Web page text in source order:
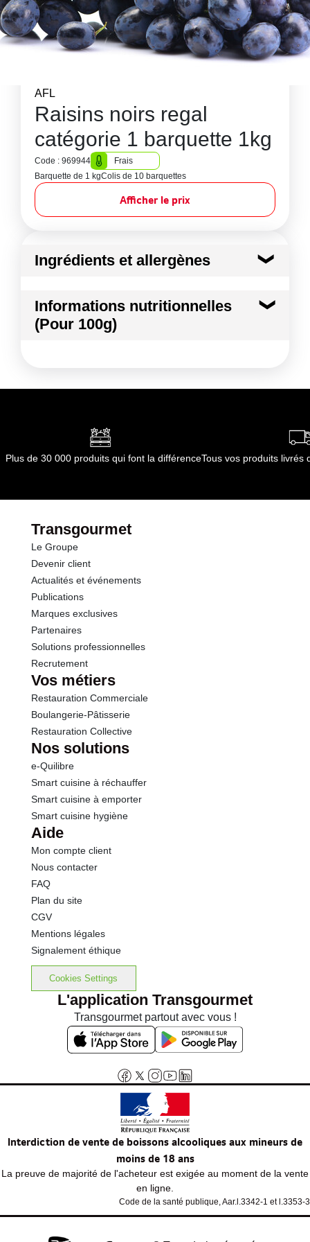
AFL
Raisins noirs regal
catégorie 1 barquette 1kg
Code : 969944
Frais
Barquette de 1 kgColis de 10 barquettes
Afficher le prix
Ingrédients et allergènes
RAISIN NOIR
Conformément aux informations transmises
Informations nutritionnelles
(Pour 100g)
Kilojoules 287 kj
dont Acides gras saturés 0.13 g
dont Sucres
Fibres
Protéines
Sel
Sodium
Plus de 30 000 produits qui font la différenceTous vos produits livrés
Transgourmet
Le Groupe
Devenir client
Actualités et événements
Publications
Marques exclusives
Partenaires
Solutions professionnelles
Recrutement
Vos métiers
Restauration Commerciale
Boulangerie-Pâtisserie
Restauration Collective
Nos solutions
e-Quilibre
Smart cuisine à réchauffer
Smart cuisine à emporter
Smart cuisine hygiène
Aide
Mon compte client
Nous contacter
FAQ
Plan du site
CGV
Mentions légales
Signalement éthique
Cookies Settings
L'application Transgourmet
Transgourmet partout avec vous !
Interdiction de vente de boissons alcooliques aux mineurs de
moins de 18 ans
La preuve de majorité de l'acheteur est exigée au moment de la vente
en ligne.
Code de la santé publique, Aar.l.3342-1 et l.3353-3